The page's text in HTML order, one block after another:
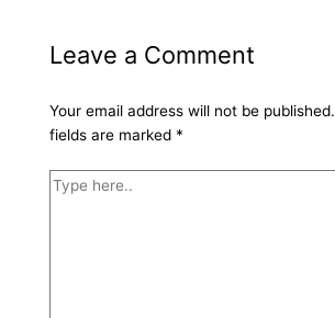
Leave a Comment
Your email address will not be published.
fields are marked *